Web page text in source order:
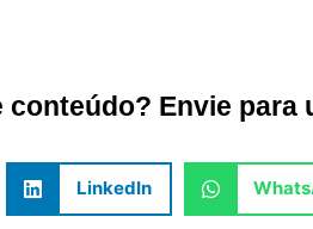
conteúdo? Envie para
LinkedIn